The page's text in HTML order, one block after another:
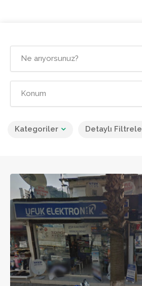
Kategoriler Detaylı Filtrele